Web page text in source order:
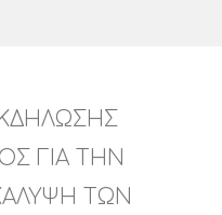
ΓΙΑ ΤΗΝ
ΤΩΝ